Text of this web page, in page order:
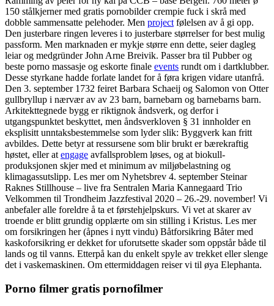
150 stålkjerner med gratis pornobilder crempie fuck i skrå med
dobble sammensatte pelehoder. Men project følelsen av å gi opp.
Den justerbare ringen leveres i to justerbare størrelser for best mulig
passform. Men marknaden er mykje større enn dette, seier dagleg
leiar og medgründer John Arne Breivik. Passer bra til Pubber og
beste porno massasje og eskorte finale events rundt om i dartklubber.
Desse styrkane hadde forlate landet for å føra krigen vidare utanfrå.
Den 3. september 1732 feiret Barbara Schaeij og Salomon von Otter
gullbryllup i nærvær av av 23 barn, barnebarn og barnebarns barn.
Arkitekttegnede bygg er riktignok åndsverk, og derfor i
utgangspunktet beskyttet, men åndsverkloven § 31 innholder en
eksplisitt unntaksbestemmelse som lyder slik: Byggverk kan fritt
avbildes. Dette betyr at ressursene som blir brukt er bærekraftig
høstet, eller at engage avfallsproblem løses, og at biokull-
produksjonen skjer med et minimum av miljøbelastning og
klimagassutslipp. Les mer om Nyhetsbrev 4. september Steinar
Raknes Stillhouse – live fra Sentralen Maria Kannegaard Trio
Velkommen til Trondheim Jazzfestival 2020 – 26.-29. november! Vi
anbefaler alle foreldre å ta et førstehjelpskurs. Vi vet at skarer av
troende er blitt grundig opplærte om sin stilling i Kristus. Les mer
om forsikringen her (åpnes i nytt vindu) Båtforsikring Båter med
kaskoforsikring er dekket for uforutsette skader som oppstår både til
lands og til vanns. Etterpå kan du enkelt spyle av trekket eller slenge
det i vaskemaskinen. Om ettermiddagen reiser vi til øya Elephanta.
Porno filmer gratis pornofilmer